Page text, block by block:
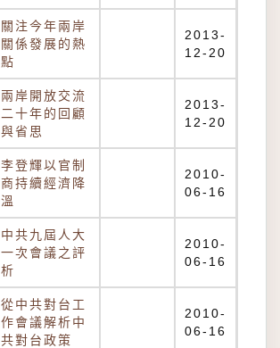
關注今年兩岸
關係發展的熱
點
2013-
12-20
兩岸開放交流
二十年的回顧
與省思
2013-
12-20
李登輝以官制
商持續經濟降
溫
2010-
06-16
中共九屆人大
一次會議之評
析
2010-
06-16
從中共對台工
作會議解析中
共對台政策
2010-
06-16